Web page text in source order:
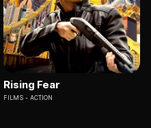
Rising Fear
FILMS ACTION